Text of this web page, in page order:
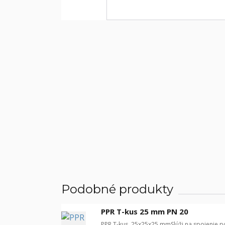
Podobné produkty
PPR T-kus 25 mm PN 20